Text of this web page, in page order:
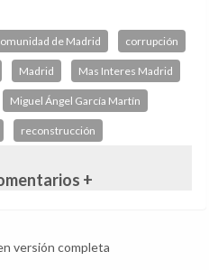
de Madrid corrupción
Madrid Mas Interes Madrid
Miguel Ángel García Martín
reconstrucción
+
versión completa